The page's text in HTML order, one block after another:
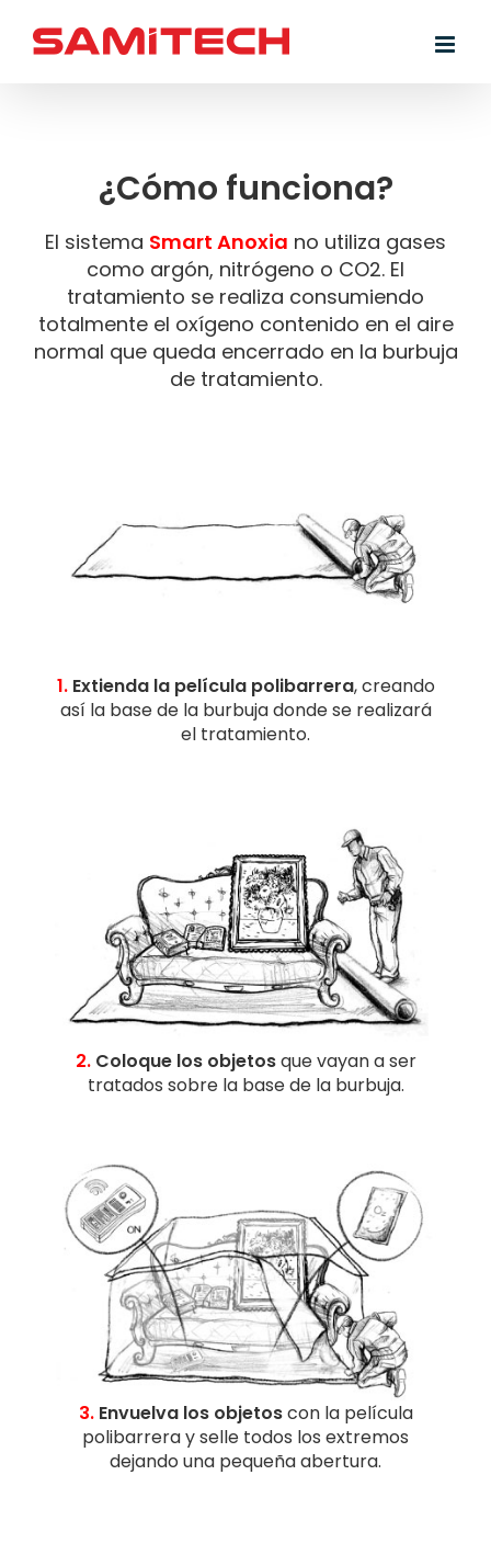
¿Cómo funciona?
El sistema Smart Anoxia no utiliza gases
como argón, nitrógeno o CO2. El
tratamiento se realiza consumiendo
totalmente el oxígeno contenido en el aire
normal que queda encerrado en la burbuja
de tratamiento.
1. Extienda la película polibarrera, creando
así la base de la burbuja donde se realizará
el tratamiento.
2. Coloque los objetosque vayan a ser
tratados sobre la base de la burbuja.
3. Envuelva los objetoscon la película
polibarrera y selle todos los extremos
dejando una pequeña abertura.